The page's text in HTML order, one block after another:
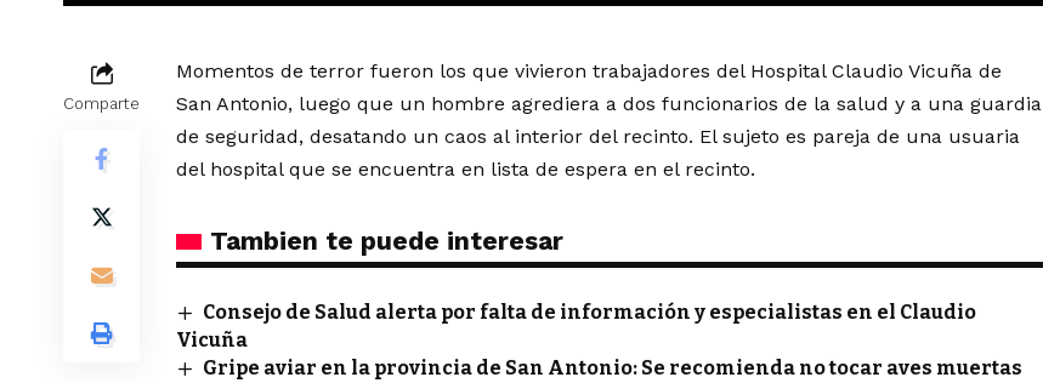
Comparte
Momentos de terror fueron los que vivieron trabajadores del Hospital Claudio Vicuña de
San Antonio, luego que un hombre agrediera a dos funcionarios de la salud y a una guardia
de seguridad, desatando un caos al interior del recinto. El sujeto es pareja de una usuaria
del hospital que se encuentra en lista de espera en el recinto.
Tambien te puede interesar
Consejo de Salud alerta por falta de información y especialistas en el Claudio
Vicuña
Gripe aviar en la provincia de San Antonio: Se recomienda no tocar aves muertas